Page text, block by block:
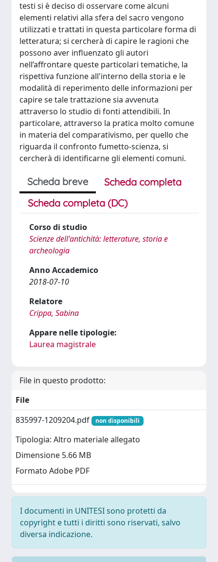
testi si è deciso di osservare come alcuni
elementi relativi alla sfera del sacro vengono
utilizzati e trattati in questa particolare forma di
letteratura; si cercherà di capire le ragioni che
possono aver influenzato gli autori
nell’affrontare queste particolari tematiche, la
rispettiva funzione all'interno della storia e le
modalità di reperimento delle informazioni per
capire se tale trattazione sia avvenuta
attraverso lo studio di fonti attendibili. In
particolare, attraverso la pratica molto comune
in materia del comparativismo, per quello che
riguarda il confronto fumetto-scienza, si
cercherà di identificarne gli elementi comuni.
Scheda breve
Scheda completa
Scheda completa (DC)
Corso di studio
Scienze dell'antichità: letterature, storia e
archeologia
Anno Accademico
2018-07-10
Relatore
Crippa, Sabina
Appare nelle tipologie:
Laurea magistrale
File in questo prodotto:
File
835997-1209204.pdf
non disponibili
Tipologia: Altro materiale allegato
Dimensione 5.66 MB
Formato Adobe PDF
I documenti in UNITESI sono protetti da
copyright e tutti i diritti sono riservati, salvo
diversa indicazione.